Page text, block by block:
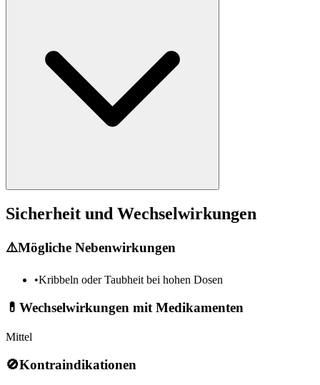
Sicherheit und Wechselwirkungen
⚠️Mögliche Nebenwirkungen
•Kribbeln oder Taubheit bei hohen Dosen
💊 Wechselwirkungen mit Medikamenten
Mittel
🚫Kontraindikationen